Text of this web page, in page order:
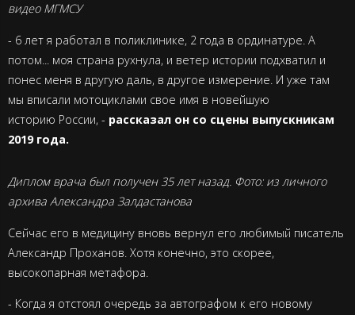
видео МГМСУ
- 6 лет я работал в поликлинике, 2 года в ординатуре. А
потом... моя страна рухнула, и ветер истории подхватил и
понес меня в другую даль, в другое измерение. И уже там
мы вписали мотоциклами свое имя в новейшую
историю России, - рассказал он со сцены выпускникам
2019 года.
Диплом врача был получен 35 лет назад. Фото: из личного
архива Александра Залдастанова
Сейчас его в медицину вновь вернул его любимый писатель
Александр Проханов. Хотя конечно, это скорее,
высокопарная метафора.
- Когда я отстоял очередь за автографом к его новому